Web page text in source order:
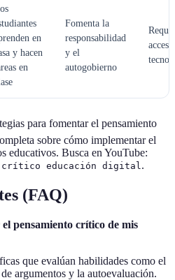
en
y hacen
en
Fomenta la
responsabilidad
y el
autogobierno
para fomentar el pensamiento
sobre cómo implementar el
educativos. Busca en YouTube:
crítico educación digital .
(FAQ)
pensamiento crítico de mis
que evalúan habilidades como el
argumentos y la autoevaluación.